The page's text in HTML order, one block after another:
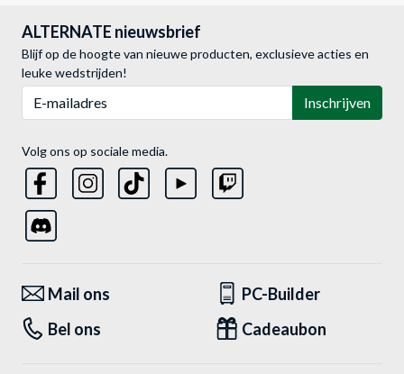
ALTERNATE nieuwsbrief
Blijf op de hoogte van nieuwe producten, exclusieve acties en
leuke wedstrijden!
Inschrijven
Volg ons op sociale media.
Mail ons
PC-Builder
Bel ons
Cadeaubon